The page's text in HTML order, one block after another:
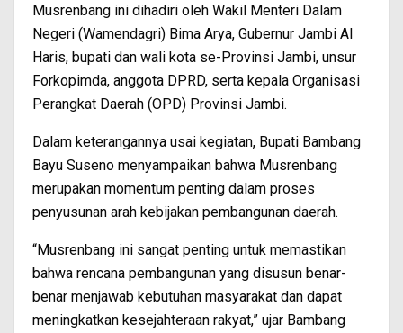
Musrenbang ini dihadiri oleh Wakil Menteri Dalam
Negeri (Wamendagri) Bima Arya, Gubernur Jambi Al
Haris, bupati dan wali kota se-Provinsi Jambi, unsur
Forkopimda, anggota DPRD, serta kepala Organisasi
Perangkat Daerah (OPD) Provinsi Jambi.
Dalam keterangannya usai kegiatan, Bupati Bambang
Bayu Suseno menyampaikan bahwa Musrenbang
merupakan momentum penting dalam proses
penyusunan arah kebijakan pembangunan daerah.
“Musrenbang ini sangat penting untuk memastikan
bahwa rencana pembangunan yang disusun benar-
benar menjawab kebutuhan masyarakat dan dapat
meningkatkan kesejahteraan rakyat,” ujar Bambang